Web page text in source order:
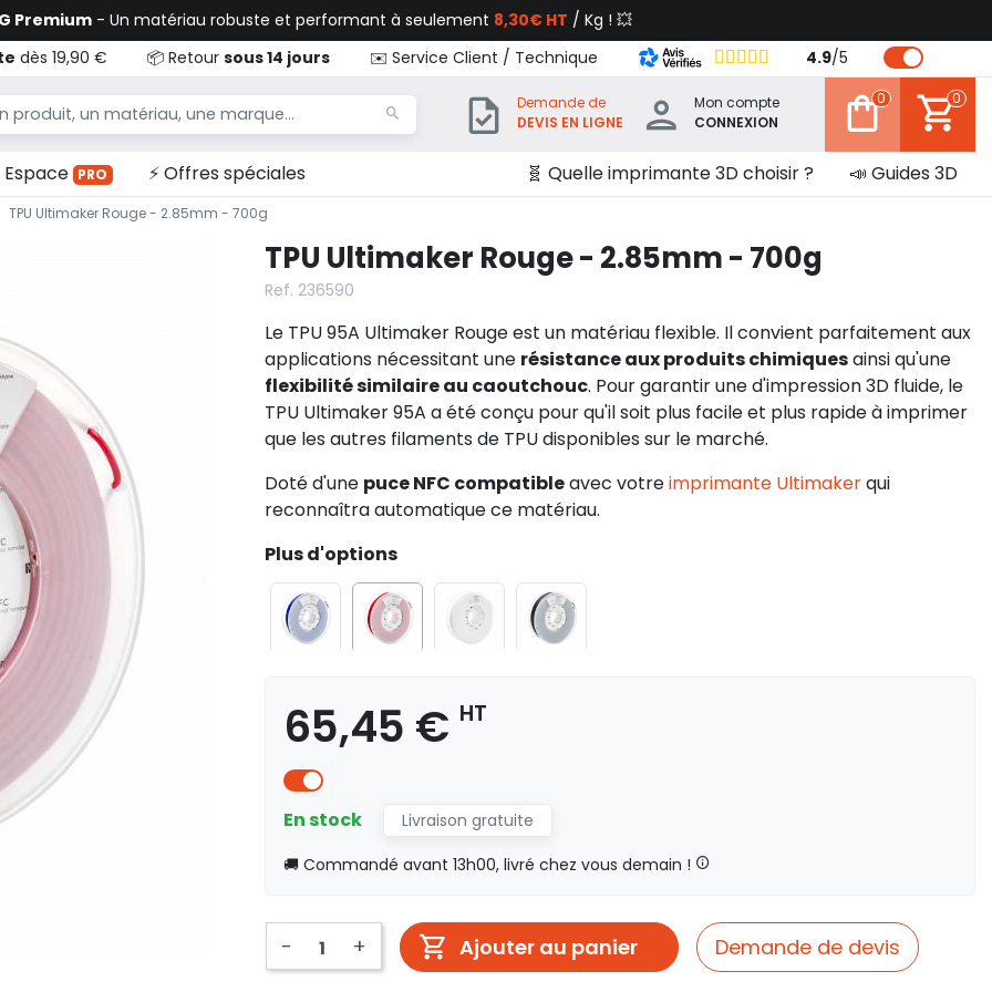
Premium - Un matériau robuste et performant à seulement 8,30€ HT / Kg ! 💥
dès 19,90 € 📦 Retour sous 14 jours ✉️ Service Client / Technique 4.9/5
Demande de
DEVIS EN LIGNE
Mon compte
CONNEXION
0 0
Espace PRO ⚡ Offres spéciales 🧬 Quelle imprimante 3D choisir ? 📣 Guides 3D
TPU Ultimaker Rouge - 2.85mm - 700g
TPU Ultimaker Rouge - 2.85mm - 700g
Ref. 236590
Le TPU 95A Ultimaker Rouge est un matériau flexible. Il convient parfaitement aux
applications nécessitant une résistance aux produits chimiquesainsi qu'une
flexibilité similaire au caoutchouc. Pour garantir une d'impression 3D fluide, le
TPU Ultimaker 95A a été conçu pour qu'il soit plus facile et plus rapide à imprimer
que les autres filaments de TPU disponibles sur le marché.
Doté d'une puce NFC compatibleavec votreimprimante Ultimakerqui
reconnaîtra automatique ce matériau.
Plus d'options
65,45 € HT
En stock
Livraison gratuite
🚚 Commandé avant 13h00, livré chez vous demain !
- + Ajouter au panier Demande de devis